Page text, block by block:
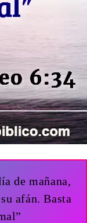
de mañana,
afán. Basta